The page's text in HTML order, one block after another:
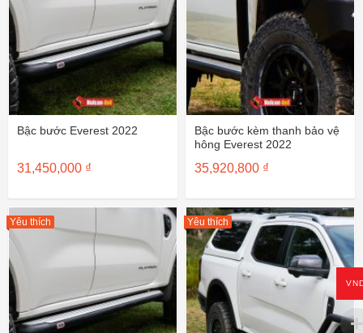
Bậc bước Everest 2022
31,450,000 ₫
Bậc bước kèm thanh bảo vệ
hông Everest 2022
35,920,800 ₫
Yêu thích Yêu thích